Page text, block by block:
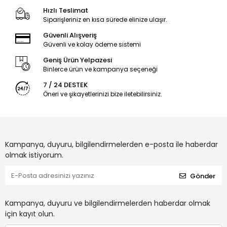
Hızlı Teslimat
Siparişleriniz en kısa sürede elinize ulaşır.
Güvenli Alışveriş
Güvenli ve kolay ödeme sistemi
Geniş Ürün Yelpazesi
Binlerce ürün ve kampanya seçeneği
7 / 24 DESTEK
Öneri ve şikayetlerinizi bize iletebilirsiniz.
Kampanya, duyuru, bilgilendirmelerden e-posta ile haberdar
olmak istiyorum.
Gönder
Kampanya, duyuru ve bilgilendirmelerden haberdar olmak
için kayıt olun.